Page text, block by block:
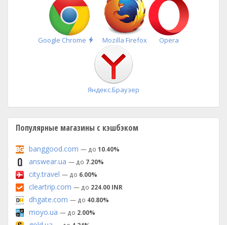
Google Chrome
Быстрая
установка
Mozilla Firefox Opera
Яндекс.Браузер
Популярные магазины с кэшбэком
banggood.com — до 10.40%
answear.ua — до 7.20%
city.travel — до 6.00%
cleartrip.com — до 224.00 INR
dhgate.com — до 40.80%
moyo.ua — до 2.00%